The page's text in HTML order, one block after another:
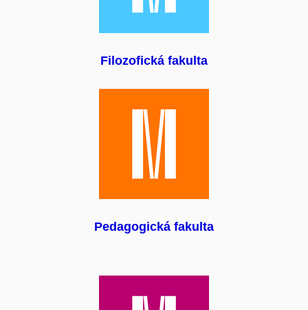
Filozofická fakulta
Pedagogická fakulta